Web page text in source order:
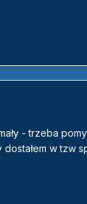
- trzeba
w tzw